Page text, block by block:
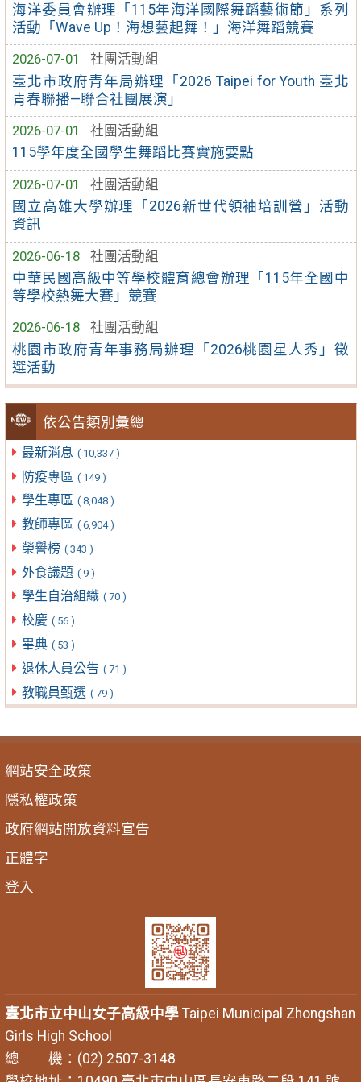
海洋委員會辦理「115年海洋國際舞蹈藝術節」系列
活動「Wave Up！海想藝起舞！」海洋舞蹈競賽
2026-07-01
社團活動組
臺北市政府青年局辦理「2026 Taipei for Youth 臺北
青春聯播—聯合社團展演」
2026-07-01
社團活動組
115學年度全國學生舞蹈比賽實施要點
2026-07-01
社團活動組
國立高雄大學辦理「2026新世代領袖培訓營」活動
資訊
2026-06-18
社團活動組
中華民國高級中等學校體育總會辦理「115年全國中
等學校熱舞大賽」競賽
2026-06-18
社團活動組
桃園市政府青年事務局辦理「2026桃園星人秀」徵
選活動
依公告類別彙總
最新消息 ( 10,337 )
防疫專區 ( 149 )
學生專區 ( 8,048 )
教師專區 ( 6,904 )
榮譽榜 ( 343 )
外食議題 ( 9 )
學生自治組織 ( 70 )
校慶 ( 56 )
畢典 ( 53 )
退休人員公告 ( 71 )
教職員甄選 ( 79 )
網站安全政策
隱私權政策
政府網站開放資料宣告
正體字
登入
臺北市立中山女子高級中學Taipei Municipal Zhongshan
Girls High School
總 機：(02) 2507-3148